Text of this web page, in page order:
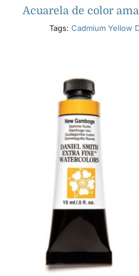
Acuarela de color
Tags: Cadmium Yellow